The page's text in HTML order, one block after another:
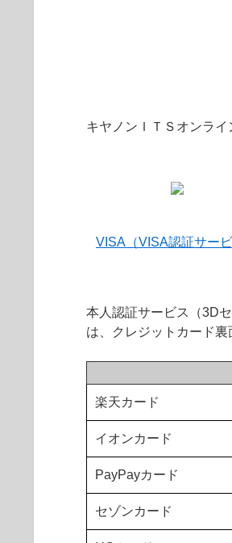
キヤノンＩＴＳオンラ
VISA（VISA認証サービ
本人認証サービス（3D
は、クレジットカード
楽天カード
イオンカード
PayPayカード
セゾンカード